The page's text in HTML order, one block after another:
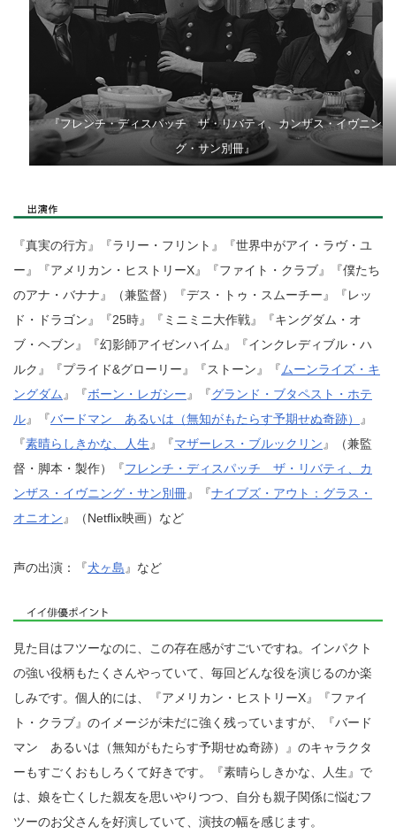
『フレンチ・ディスパッチ ザ・リバティ、カンザス・イヴニン
グ・サン別冊』
『真実の行方』『ラリー・フリント』『世界中がアイ・ラヴ・ユ
ー』『アメリカン・ヒストリーX』『ファイト・クラブ』『僕たち
のアナ・バナナ』（兼監督）『デス・トゥ・スムーチー』『レッ
ド・ドラゴン』『25時』『ミニミニ大作戦』『キングダム・オ
ブ・ヘブン』『幻影師アイゼンハイム』『インクレディブル・ハ
ルク』『プライド&グローリー』『ストーン』『 ムーンライズ・キ
ングダム 』『ボーン・レガシー 』『グランド・ブタペスト・ホテ
ル』『バードマン あるいは（無知がもたらす予期せぬ奇跡）
』
『素晴らしきかな、人生 』『マザーレス・ブルックリン 』（兼監
督・脚本・製作）『フレンチ・ディスパッチ ザ・リバティ、カ
ンザス・イヴニング・サン別冊』『ナイブズ・アウト：グラス・
オニオン 』（Netflix映画）など
声の出演：『犬ヶ島 』など
見た目はフツーなのに、この存在感がすごいですね。インパクト
の強い役柄もたくさんやっていて、毎回どんな役を演じるのか楽
しみです。個人的には、『アメリカン・ヒストリーX』『ファイ
ト・クラブ』のイメージが未だに強く残っていますが、『バード
マン あるいは（無知がもたらす予期せぬ奇跡）』のキャラクタ
ーもすごくおもしろくて好きです。『素晴らしきかな、人生』で
は、娘を亡くした親友を思いやりつつ、自分も親子関係に悩むフ
ツーのお父さんを好演していて、演技の幅を感じます。